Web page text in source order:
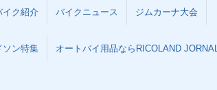
イク紹介 バイクニュース ジムカーナ大会
ソン特集 オートバイ用品ならRICOLAND JORNAL